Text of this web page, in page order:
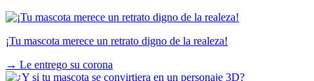
¡Tu mascota merece un retrato digno de la realeza!
→ Le entrego su corona